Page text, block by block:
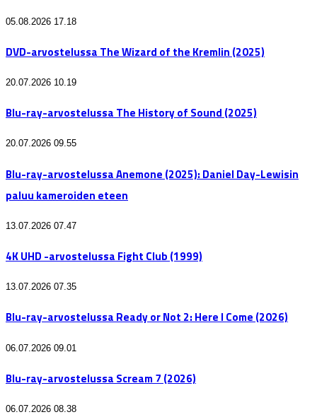
05.08.2026 17.18
DVD-arvostelussa The Wizard of the Kremlin (2025)
20.07.2026 10.19
Blu-ray-arvostelussa The History of Sound (2025)
20.07.2026 09.55
Blu-ray-arvostelussa Anemone (2025): Daniel Day-Lewisin
paluu kameroiden eteen
13.07.2026 07.47
4K UHD -arvostelussa Fight Club (1999)
13.07.2026 07.35
Blu-ray-arvostelussa Ready or Not 2: Here I Come (2026)
06.07.2026 09.01
Blu-ray-arvostelussa Scream 7 (2026)
06.07.2026 08.38